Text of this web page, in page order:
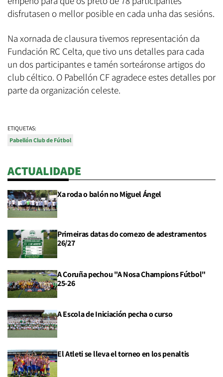
disfrutasen o mellor posible en cada unha das sesións.
Na xornada de clausura tivemos representación da
Fundación RC Celta, que tivo uns detalles para cada
un dos participantes e tamén sorteáronse artigos do
club céltico. O Pabellón CF agradece estes detalles por
parte da organización celeste.
ETIQUETAS:
Pabellón Club de Fútbol
ACTUALIDADE
Xa roda o balón no Miguel Ángel
Primeiras datas do comezo de adestramentos
26/27
A Coruña pechou "A Nosa Champions Fútbol"
25-26
A Escola de Iniciación pecha o curso
El Atleti se lleva el torneo en los penaltis